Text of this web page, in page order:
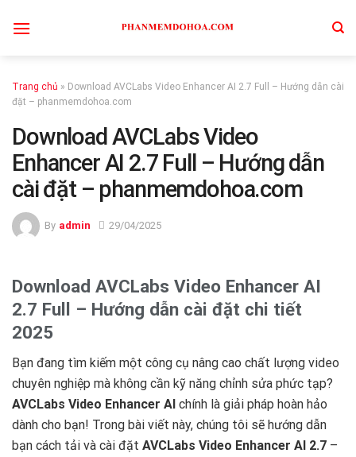
Trang chủ » Download AVCLabs Video Enhancer AI 2.7 Full – Hướng dẫn cài
đặt – phanmemdohoa.com
Download AVCLabs Video
Enhancer AI 2.7 Full – Hướng dẫn
cài đặt – phanmemdohoa.com
By admin 29/04/2025
Download AVCLabs Video Enhancer AI
2.7 Full – Hướng dẫn cài đặt chi tiết
2025
Bạn đang tìm kiếm một công cụ nâng cao chất lượng video
chuyên nghiệp mà không cần kỹ năng chỉnh sửa phức tạp?
AVCLabs Video Enhancer AI chính là giải pháp hoàn hảo
dành cho bạn! Trong bài viết này, chúng tôi sẽ hướng dẫn
bạn cách tải và cài đặt AVCLabs Video Enhancer AI 2.7 –